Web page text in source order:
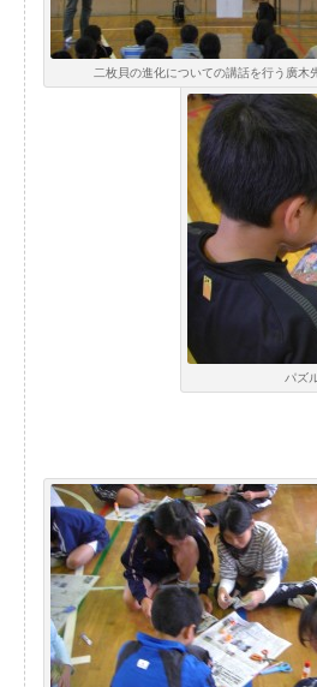
二枚貝の進化についての講話を行う廣木
パズ